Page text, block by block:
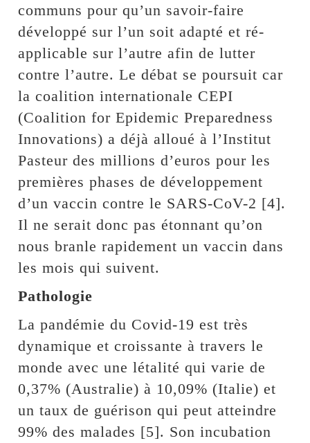
communs pour qu’un savoir-faire
développé sur l’un soit adapté et ré-
applicable sur l’autre afin de lutter
contre l’autre. Le débat se poursuit car
la coalition internationale CEPI
(Coalition for Epidemic Preparedness
Innovations) a déjà alloué à l’Institut
Pasteur des millions d’euros pour les
premières phases de développement
d’un vaccin contre le SARS-CoV-2 [4].
Il ne serait donc pas étonnant qu’on
nous branle rapidement un vaccin dans
les mois qui suivent.
Pathologie
La pandémie du Covid-19 est très
dynamique et croissante à travers le
monde avec une létalité qui varie de
0,37% (Australie) à 10,09% (Italie) et
un taux de guérison qui peut atteindre
99% des malades [5]. Son incubation